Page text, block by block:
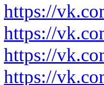
https://
https://
https://
https://